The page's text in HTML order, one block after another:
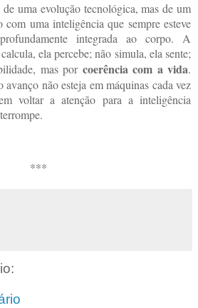
uma evolução tecnológica, mas de um
uma inteligência que sempre esteve
integrada ao corpo. A
ela percebe; não simula, ela sente;
mas por coerência com a vida.
não esteja em máquinas cada vez
voltar a atenção para a inteligência
***